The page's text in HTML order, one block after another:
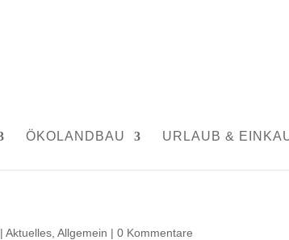
ÖKOLANDBAU URLAUB &
|Aktuelles ,Allgemein |0 Kommentare